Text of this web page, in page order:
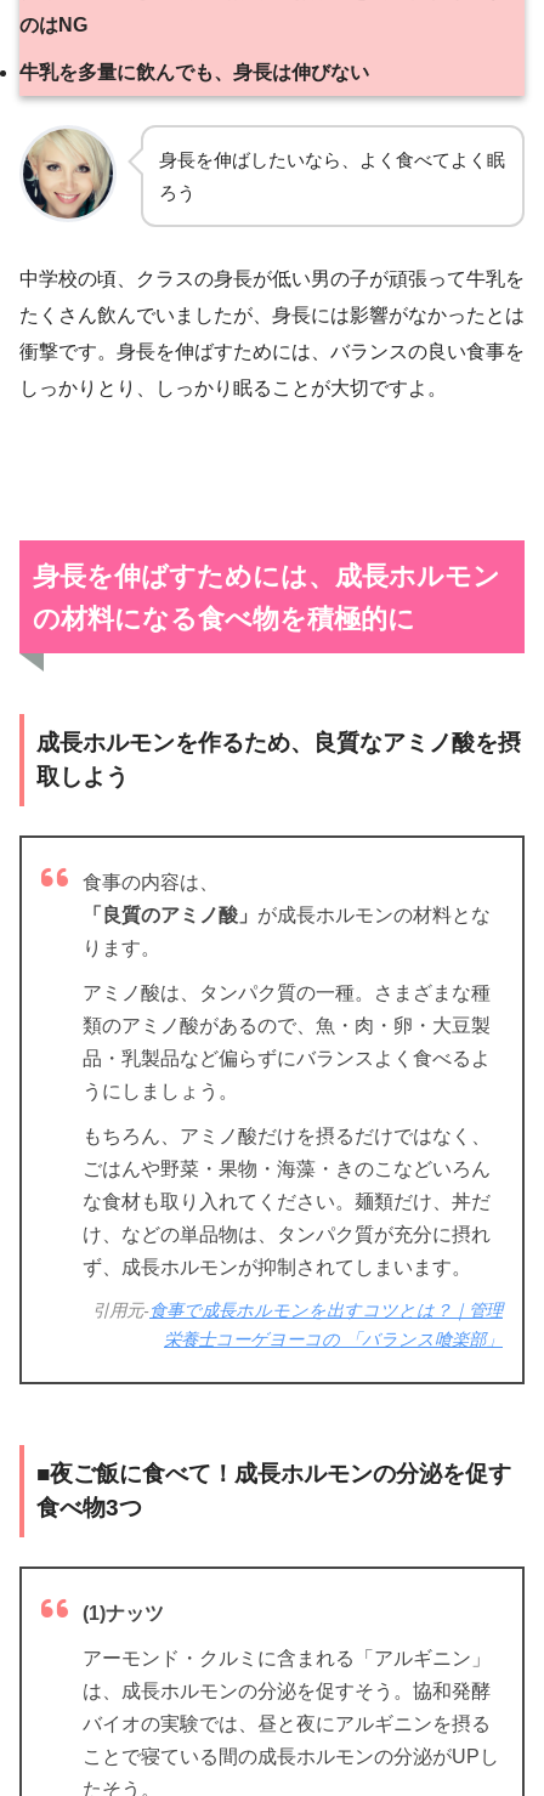
のはNG
牛乳を多量に飲んでも、身長は伸びない
身長を伸ばしたいなら、よく食べてよく眠
ろう
中学校の頃、クラスの身長が低い男の子が頑張って牛乳を
たくさん飲んでいましたが、身長には影響がなかったとは
衝撃です。身長を伸ばすためには、バランスの良い食事を
しっかりとり、しっかり眠ることが大切ですよ。
身長を伸ばすためには、成長ホルモン
の材料になる食べ物を積極的に
成長ホルモンを作るため、良質なアミノ酸を摂
取しよう
食事の内容は、
「良質のアミノ酸」 が成長ホルモンの材料とな
ります。
アミノ酸は、タンパク質の一種。さまざまな種
類のアミノ酸があるので、魚・肉・卵・大豆製
品・乳製品など偏らずにバランスよく食べるよ
うにしましょう。
もちろん、アミノ酸だけを摂るだけではなく、
ごはんや野菜・果物・海藻・きのこなどいろん
な食材も取り入れてください。麺類だけ、丼だ
け、などの単品物は、タンパク質が充分に摂れ
ず、成長ホルモンが抑制されてしまいます。
引用元-食事で成長ホルモンを出すコツとは？｜管理
栄養士コーゲヨーコの 「バランス喰楽部」
■夜ご飯に食べて！成長ホルモンの分泌を促す
食べ物3つ
(1)ナッツ
アーモンド・クルミに含まれる「アルギニン」
は、成長ホルモンの分泌を促すそう。協和発酵
バイオの実験では、昼と夜にアルギニンを摂る
ことで寝ている間の成長ホルモンの分泌がUPし
たそう。